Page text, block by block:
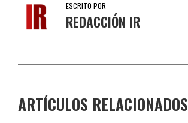
ESCRITO POR
REDACCIÓN IR
ARTÍCULOS RELACIONADOS